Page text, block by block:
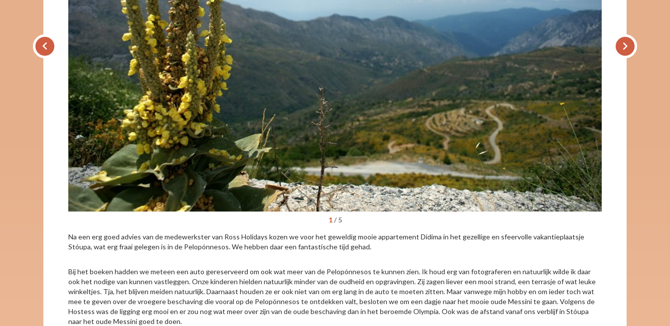
keyboard_arrow_left keyboard_arrow_right
1/5
Na een erg goed advies van de medewerkster van Ross Holidays kozen we voor het geweldig mooie appartement Dídima in het gezellige en sfeervolle vakantieplaatsje
Stóupa, wat erg fraai gelegen is in de Pelopónnesos. We hebben daar een fantastische tijd gehad.
Bij het boeken hadden we meteen een auto gereserveerd om ook wat meer van de Pelopónnesos te kunnen zien. Ik houd erg van fotograferen en natuurlijk wilde ik daar
ook het nodige van kunnen vastleggen. Onze kinderen hielden natuurlijk minder van de oudheid en opgravingen. Zij zagen liever een mooi strand, een terrasje of wat leuke
winkeltjes. Tja, het blijven meiden natuurlijk. Daarnaast houden ze er ook niet van om erg lang in de auto te moeten zitten. Maar vanwege mijn hobby en om ieder toch wat
mee te geven over de vroegere beschaving die vooral op de Pelopónnesos te ontdekken valt, besloten we om een dagje naar het mooie oude Messíni te gaan. Volgens de
Hostess was de ligging erg mooi en er zou nog wat meer over zijn van de oude beschaving dan in het beroemde Olympía. Ook was de afstand vanaf ons verblijf in Stóupa
naar het oude Messíni goed te doen.